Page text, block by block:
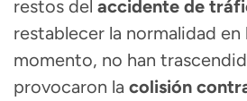
restos del accidente de
restablecer la normalidad en
momento, no han
provocaron la colisión